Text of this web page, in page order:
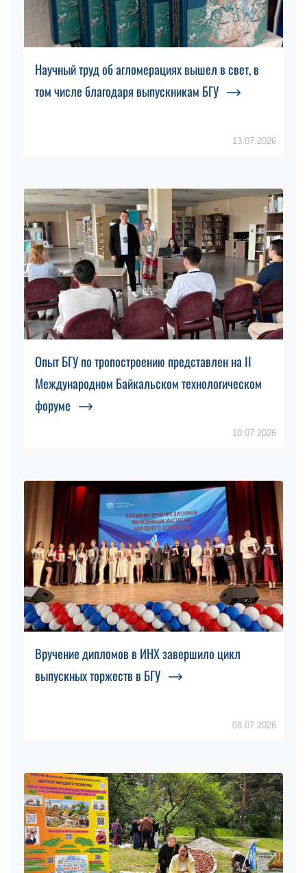
Научный труд об агломерациях вышел в свет, в
том числе благодаря выпускникам БГУ
13.07.2026
Опыт БГУ по тропостроению представлен на II
Международном Байкальском технологическом
форуме
10.07.2026
Вручение дипломов в ИНХ завершило цикл
выпускных торжеств в БГУ
03.07.2026